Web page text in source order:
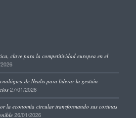
clave para la competitividad europea en el
de Nealis para liderar la gestión
27/01/2026
la economía circular transformando sus cortinas
26/01/2026